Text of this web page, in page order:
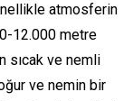
atmosferin
12.000 metre
sıcak ve nemli
ve nemin bir